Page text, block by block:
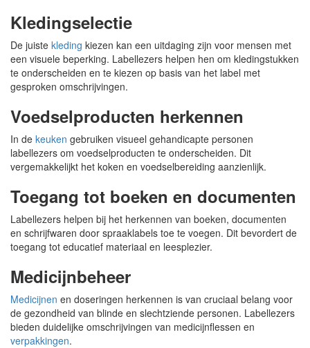
Kledingselectie
De juiste kleding kiezen kan een uitdaging zijn voor mensen met
een visuele beperking. Labellezers helpen hen om kledingstukken
te onderscheiden en te kiezen op basis van het label met
gesproken omschrijvingen.
Voedselproducten herkennen
In de keuken gebruiken visueel gehandicapte personen
labellezers om voedselproducten te onderscheiden. Dit
vergemakkelijkt het koken en voedselbereiding aanzienlijk.
Toegang tot boeken en documenten
Labellezers helpen bij het herkennen van boeken, documenten
en schrijfwaren door spraaklabels toe te voegen. Dit bevordert de
toegang tot educatief materiaal en leesplezier.
Medicijnbeheer
Medicijnen en doseringen herkennen is van cruciaal belang voor
de gezondheid van blinde en slechtziende personen. Labellezers
bieden duidelijke omschrijvingen van medicijnflessen en
verpakkingen.